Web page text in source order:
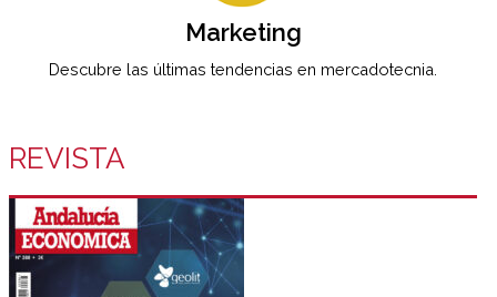
Marketing
Descubre las últimas tendencias en mercadotecnia.
REVISTA